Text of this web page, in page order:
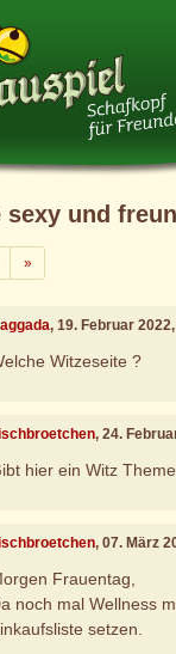
sexy und
»Weiter
, 19. Februar
Witzeseite ?
, 24.
hier ein Witz Theme
, 07. März
Frauentag,
noch mal Wellness
setzen.